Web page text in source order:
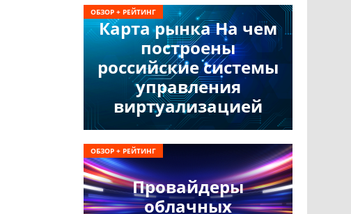
Карта рынка На чем
построены
российские системы
управления
виртуализацией
ОБЗОР + РЕЙТИНГ
Провайдеры
облачных
ОБЗОР + РЕЙТИНГ